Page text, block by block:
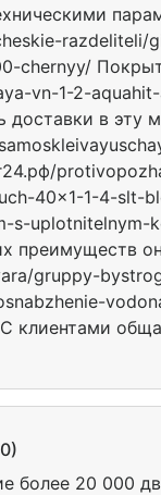
razdeliteli/
chernyy/
vn-1-2-
в эту
40x1-1-4-slt-
uplotnitelnym-
преимуществ
gruppy-
более 20 000